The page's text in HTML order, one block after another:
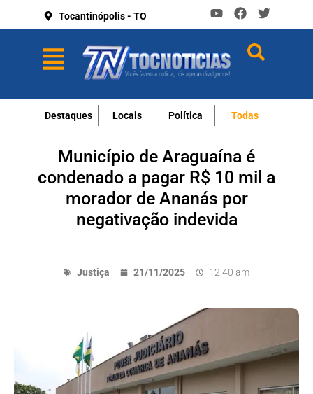
Tocantinópolis - TO
Destaques Locais Política Todas
Município de Araguaína é
condenado a pagar R$ 10 mil a
morador de Ananás por
negativação indevida
Justiça 21/11/2025 12:40 am